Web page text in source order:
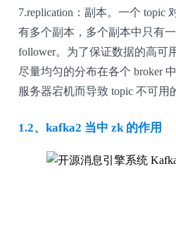
7.replication：副本。一个 topic
有多个副本，多个副本中只有
follower。为了保证数据的高可
尽量均匀的分布在各个 broker
服务器宕机而导致 topic 不可用
1.2、kafka2 当中 zk 的作用